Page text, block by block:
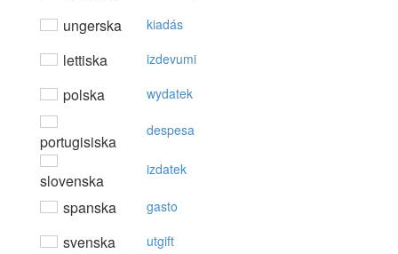
ungerska kiadás
lettiska izdevumi
polska wydatek
portugisiska
despesa
slovenska
izdatek
spanska gasto
svenska utgift